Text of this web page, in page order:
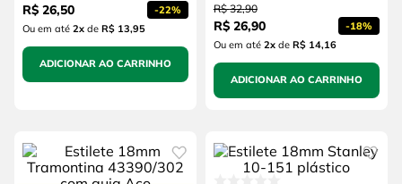
R$ 26,50 -22%
Ou em até 2xde R$ 13,95
ADICIONAR AO CARRINHO
R$ 32,90
R$ 26,90 -18%
Ou em até 2xde R$ 14,16
ADICIONAR AO CARRINHO